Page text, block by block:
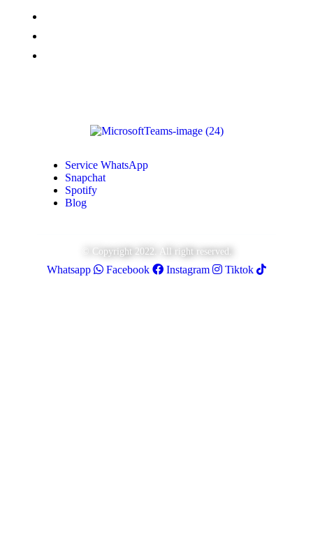
Service WhatsApp
Snapchat
Spotify
Blog
© Copyright 2022. All right reserved.
Whatsapp Facebook Instagram Tiktok